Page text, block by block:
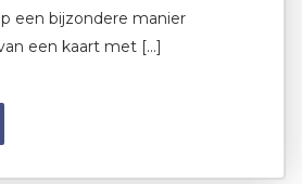
een bijzondere manier
een kaart met […]